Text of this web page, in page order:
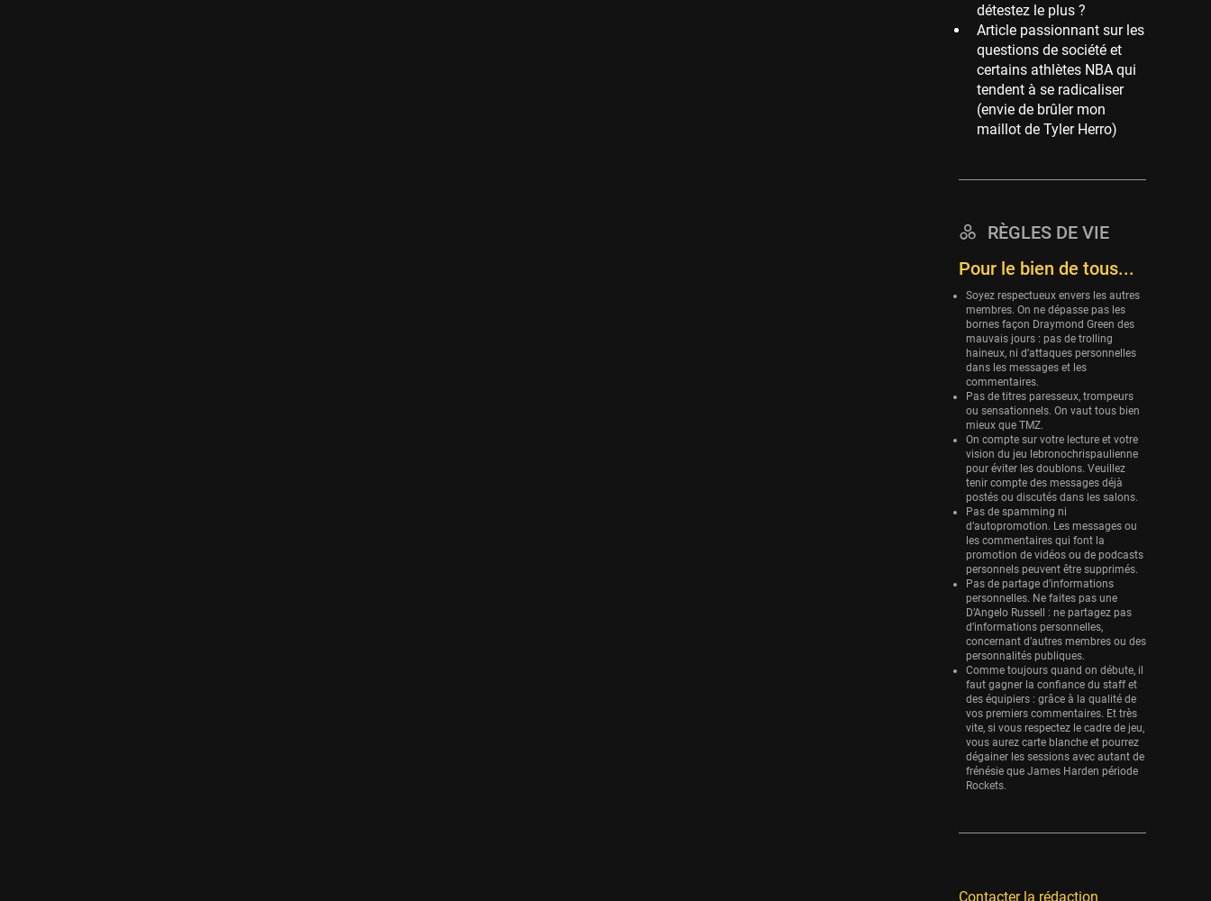
Washington Wizards
29 sessions
Portland Trail Blazers
27 sessions
Eurobasket
25 sessions
24 sessions
Sacramento Kings
Utah Jazz
22 sessions
Toronto Raptors
18 sessions
REVERSE
11 sessions
Bleues
0 sessions
détestez le plus ?
Article passionnant sur les
questions de société et
certains athlètes NBA qui
tendent à se radicaliser
(envie de brûler mon
maillot de Tyler Herro)
RÈGLES DE VIE
Pour le bien de tous...
Soyez respectueux envers les autres
membres. On ne dépasse pas les
bornes façon Draymond Green des
mauvais jours : pas de trolling
haineux, ni d’attaques personnelles
dans les messages et les
commentaires.
Pas de titres paresseux, trompeurs
ou sensationnels. On vaut tous bien
mieux que TMZ.
On compte sur votre lecture et votre
vision du jeu lebronochrispaulienne
pour éviter les doublons. Veuillez
tenir compte des messages déjà
postés ou discutés dans les salons.
Pas de spamming ni
d’autopromotion. Les messages ou
les commentaires qui font la
promotion de vidéos ou de podcasts
personnels peuvent être supprimés.
Pas de partage d’informations
personnelles. Ne faites pas une
D’Angelo Russell : ne partagez pas
d’informations personnelles,
concernant d’autres membres ou des
personnalités publiques.
Comme toujours quand on débute, il
faut gagner la confiance du staff et
des équipiers : grâce à la qualité de
vos premiers commentaires. Et très
vite, si vous respectez le cadre de jeu,
vous aurez carte blanche et pourrez
dégainer les sessions avec autant de
frénésie que James Harden période
Rockets.
Contacter la rédaction